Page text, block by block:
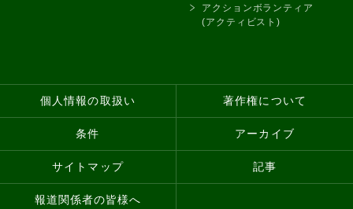
アクションボランティア
(アクティビスト)
個人情報の取扱い 著作権について
条件 アーカイブ
サイトマップ 記事
報道関係者の皆様へ